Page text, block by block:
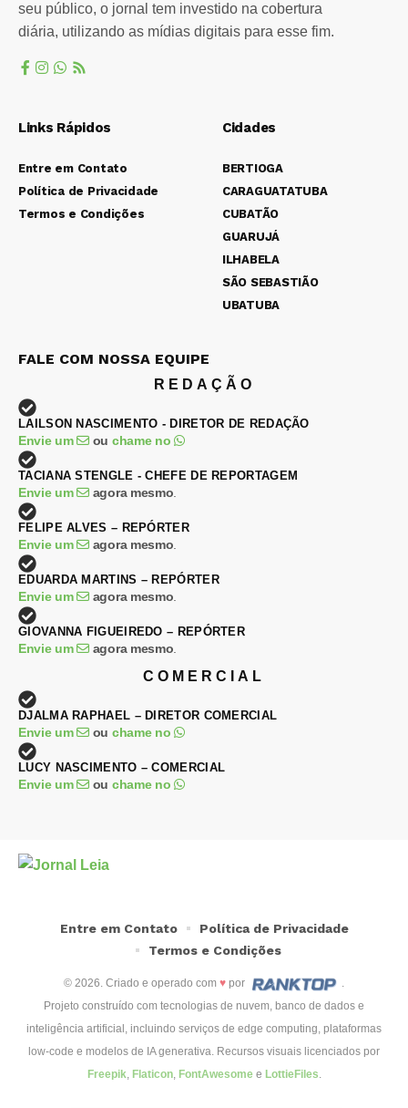
seu público, o jornal tem investido na cobertura
diária, utilizando as mídias digitais para esse fim.
Links Rápidos
Entre em Contato
Política de Privacidade
Termos e Condições
Cidades
BERTIOGA
CARAGUATATUBA
CUBATÃO
GUARUJÁ
ILHABELA
SÃO SEBASTIÃO
UBATUBA
FALE COM NOSSA EQUIPE
REDAÇÃO
LAILSON NASCIMENTO - DIRETOR DE REDAÇÃO
Envie um ou chame no
TACIANA STENGLE - CHEFE DE REPORTAGEM
Envie um agora mesmo.
FELIPE ALVES – REPÓRTER
Envie um agora mesmo.
EDUARDA MARTINS – REPÓRTER
Envie um agora mesmo.
GIOVANNA FIGUEIREDO – REPÓRTER
Envie um agora mesmo.
COMERCIAL
DJALMA RAPHAEL – DIRETOR COMERCIAL
Envie um ou chame no
LUCY NASCIMENTO – COMERCIAL
Envie um ou chame no
© 2026. Criado e operado com ♥ por
.
Projeto construído com tecnologias de nuvem, banco de dados e
inteligência artificial, incluindo serviços de edge computing, plataformas
low-code e modelos de IA generativa. Recursos visuais licenciados por
Freepik, Flaticon, FontAwesomee LottieFiles.
Entre em Contato
Política de Privacidade
Termos e Condições